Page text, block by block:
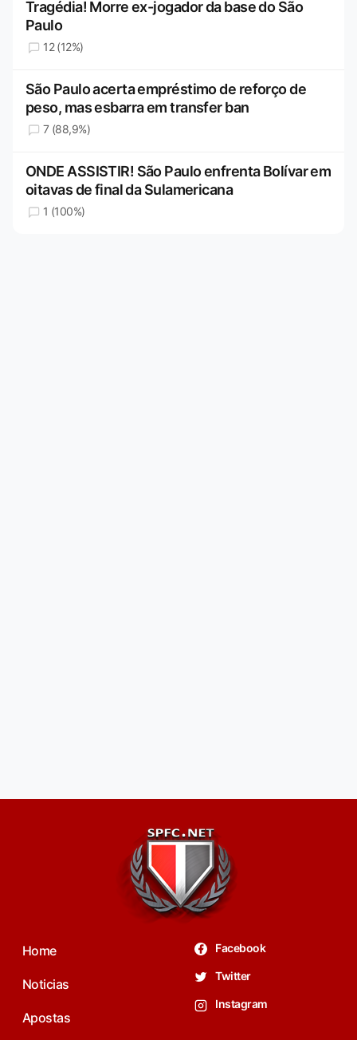
Tragédia! Morre ex-jogador da base do São
Paulo
12 (12%)
São Paulo acerta empréstimo de reforço de
peso, mas esbarra em transfer ban
7 (88,9%)
ONDE ASSISTIR! São Paulo enfrenta Bolívar em
oitavas de final da Sulamericana
1 (100%)
Home
Noticias
Apostas
Facebook
Twitter
Instagram